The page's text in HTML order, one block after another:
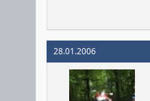
28.01.2006